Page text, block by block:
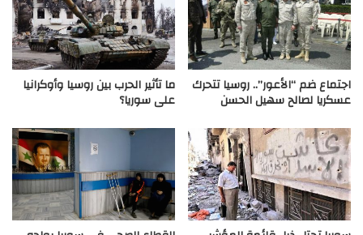
اجتماع ضم “الأعور”.. روسيا تتحرك
عسكريا لصالح سهيل الحسن
ما تأثير الحرب بين روسيا وأوكرانيا
على سوريا؟